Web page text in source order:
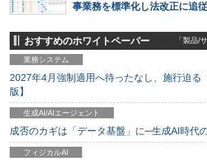
事業務を標準化し法改正に追従
おすすめのホワイトペーパー 「製品/
業務システム
2027年4月強制適用へ待ったなし、施行迫
版】
生成AI/AIエージェント
成否のカギは「データ基盤」に─生成AI時代
フィジカルAI